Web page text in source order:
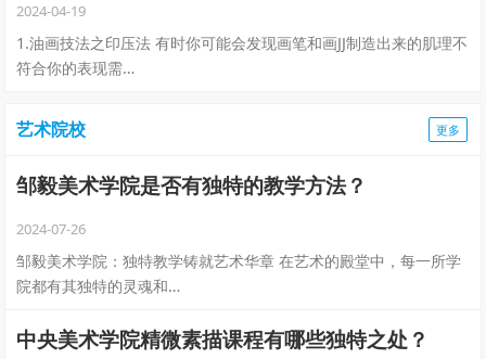
2024-04-19
1.油画技法之印压法 有时你可能会发现画笔和画JJ制造出来的肌理不
符合你的表现需…
艺术院校 更多
邹毅美术学院是否有独特的教学方法？
2024-07-26
邹毅美术学院：独特教学铸就艺术华章 在艺术的殿堂中，每一所学
院都有其独特的灵魂和…
中央美术学院精微素描课程有哪些独特之处？